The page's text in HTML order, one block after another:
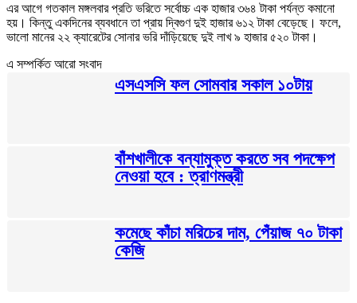
এর আগে গতকাল মঙ্গলবার প্রতি ভরিতে সর্বোচ্চ এক হাজার ৩৬৪ টাকা পর্যন্ত কমানো
হয়। কিন্তু একদিনের ব্যবধানে তা প্রায় দ্বিগুণ দুই হাজার ৬১২ টাকা বেড়েছে। ফলে,
ভালো মানের ২২ ক্যারেটের সোনার ভরি দাঁড়িয়েছে দুই লাখ ৯ হাজার ৫২০ টাকা।
এ সম্পর্কিত আরো সংবাদ
এসএসসি ফল সোমবার সকাল ১০টায়
বাঁশখালীকে বন্যামুক্ত করতে সব পদক্ষেপ
নেওয়া হবে : ত্রাণমন্ত্রী
কমেছে কাঁচা মরিচের দাম, পেঁয়াজ ৭০ টাকা
কেজি